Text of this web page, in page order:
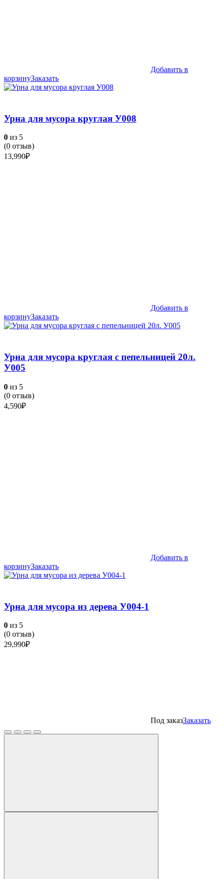
Добавить в
корзинуЗаказать
Урна для мусора круглая У008
0 из 5
(0 отзыв)
13,990₽
Добавить в
корзинуЗаказать
Урна для мусора круглая с пепельницей 20л.
У005
0 из 5
(0 отзыв)
4,590₽
Добавить в
корзинуЗаказать
Урна для мусора из дерева У004-1
0 из 5
(0 отзыв)
29,990₽
Под заказЗаказать